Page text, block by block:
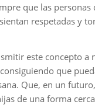
que las personas
respetadas y
este concepto a
que
Que, en un
de una forma